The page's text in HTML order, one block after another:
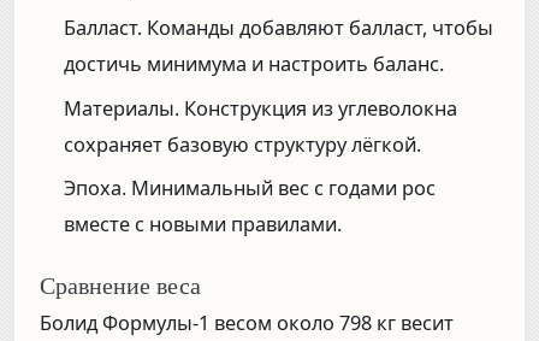
Балласт. Команды добавляют балласт, чтобы
достичь минимума и настроить баланс.
Материалы. Конструкция из углеволокна
сохраняет базовую структуру лёгкой.
Эпоха. Минимальный вес с годами рос
вместе с новыми правилами.
Сравнение веса
Болид Формулы-1 весом около 798 кг весит